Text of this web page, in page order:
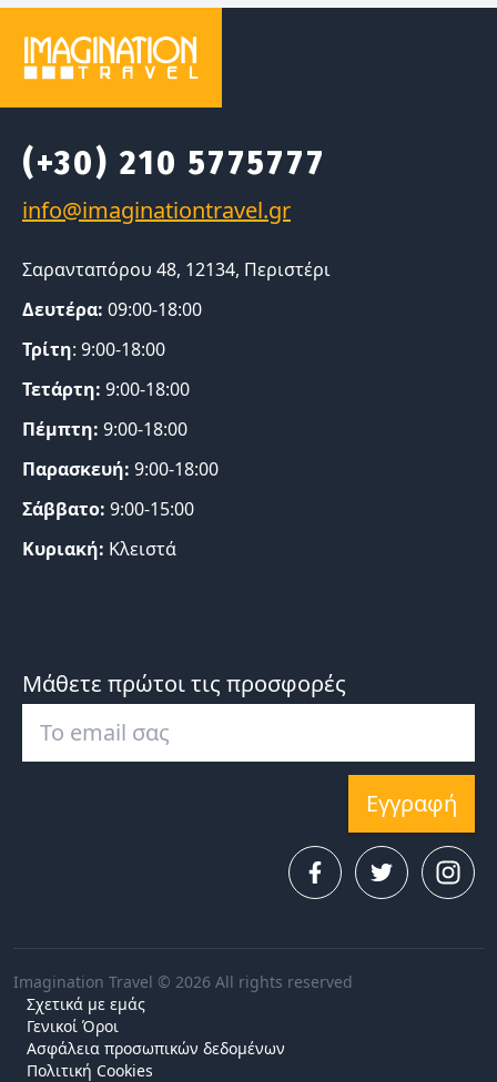
(+30) 210 5775777
Σαρανταπόρου 48, 12134, Περιστέρι
Δευτέρα: 09:00-18:00
Τρίτη: 9:00-18:00
Τετάρτη: 9:00-18:00
Πέμπτη: 9:00-18:00
Παρασκευή: 9:00-18:00
Σάββατο: 9:00-15:00
Κυριακή: Κλειστά
Μάθετε πρώτοι τις προσφορές
Εγγραφή
Imagination Travel © 2026 All rights reserved
Σχετικά με εμάς
Γενικοί Όροι
Ασφάλεια προσωπικών δεδομένων
Πολιτική Cookies